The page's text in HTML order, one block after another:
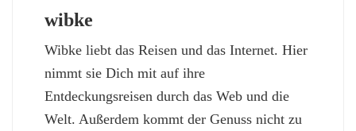
wibke
Wibke liebt das Reisen und das Internet. Hier
nimmt sie Dich mit auf ihre
Entdeckungsreisen durch das Web und die
Welt. Außerdem kommt der Genuss nicht zu